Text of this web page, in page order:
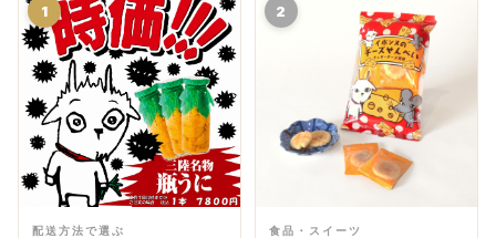
1
配送方法で選ぶ
2
食品・スイーツ